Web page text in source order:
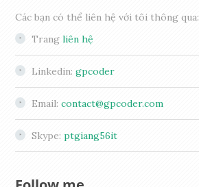
Các bạn có thể liên hệ với tôi thông qua:
Trangliên hệ
Linkedin:gpcoder
Email:contact@gpcoder.com
Skype:ptgiang56it